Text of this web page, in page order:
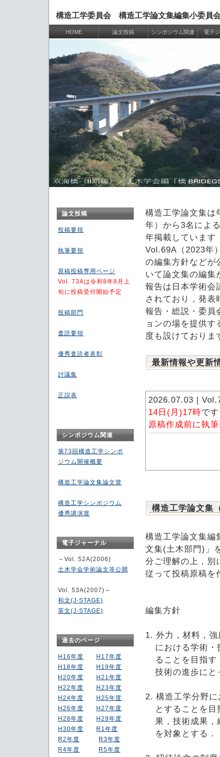
構造工学委員会 構造工学論文集編集小委員
HOME 論文投稿 シンポジウム関連 電子
構造工学論文集は
年）から3名によ
年掲載しています
Vol.69A（2023年
の編集方針などが
いて論文集の編集
報告は日本学術会
されており，発表
報告・総説・委員
ョンの場を提供
度も設けておりま
最新情報や更新
2026.07.03 |
14日(月)17時で
原稿作成前に執
構造工学論文集
構造工学論文集編
文集(土木部門)」
分ご理解の上，
従って投稿原稿を
編集方針
1. 外力，材料，
における学術
ることを目指
技術の進歩にと
2. 構造工学分野
とすることを
果，技術成果，
を対象とする．
論文投稿
投稿要領
執筆要領
原稿投稿専用ページ
Vol. 73Aは令和8年8月上
旬に投稿受付開始予定
投稿部門
査読要領
優秀査読者表彰
討議集
正誤表
シンポジウム関連
第73回構造工学シンポ
ジウム開催概要
構造工学論文集論文賞
構造工学シンポジウム
優秀講演賞
電子ジャーナル
～Vol. 52A(2006)
土木学会学術論文等公開
Vol. 53A(2007)～
和文(J-STAGE)
英文(J-STAGE)
過去のページ
H16年度
H17年度
H18年度
H19年度
H20年度
H21年度
H22年度
H23年度
H24年度
H25年度
H26年度
H27年度
H28年度
H29年度
H30年度
R1年度
R2年度
R3年度
R4年度
R5年度